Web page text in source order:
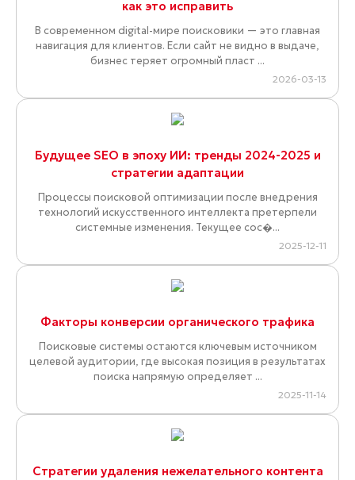
как это исправить
В современном digital-мире поисковики — это главная
навигация для клиентов. Если сайт не видно в выдаче,
бизнес теряет огромный пласт ...
2026-03-13
Будущее SEO в эпоху ИИ: тренды 2024-2025 и
стратегии адаптации
Процессы поисковой оптимизации после внедрения
технологий искусственного интеллекта претерпели
системные изменения. Текущее сос�...
2025-12-11
Факторы конверсии органического трафика
Поисковые системы остаются ключевым источником
целевой аудитории, где высокая позиция в результатах
поиска напрямую определяет ...
2025-11-14
Стратегии удаления нежелательного контента